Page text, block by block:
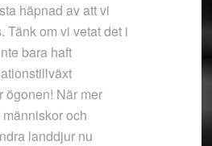
häpnad av att vi
Tänk om vi vetat det i
bara haft
ögonen! När mer
och
landdjur nu